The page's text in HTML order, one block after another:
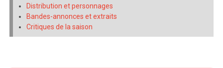
Distribution et personnages
Bandes-annonces et extraits
Critiques de la saison